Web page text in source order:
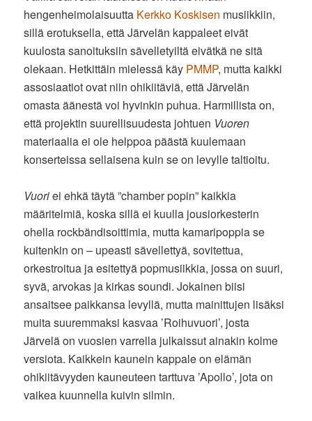
hengenheimolaisuutta Kerkko Koskisen musiikkiin,
sillä erotuksella, että Järvelän kappaleet eivät
kuulosta sanoituksiin sävelletyiltä eivätkä ne sitä
olekaan. Hetkittäin mielessä käy PMMP, mutta kaikki
assosiaatiot ovat niin ohikiitäviä, että Järvelän
omasta äänestä voi hyvinkin puhua. Harmillista on,
että projektin suurellisuudesta johtuen Vuoren
materiaalia ei ole helppoa päästä kuulemaan
konserteissa sellaisena kuin se on levylle taltioitu.
Vuoriei ehkä täytä ”chamber popin” kaikkia
määritelmiä, koska sillä ei kuulla jousiorkesterin
ohella rockbändisoittimia, mutta kamaripoppia se
kuitenkin on – upeasti sävellettyä, sovitettua,
orkestroitua ja esitettyä popmusiikkia, jossa on suuri,
syvä, arvokas ja kirkas soundi. Jokainen biisi
ansaitsee paikkansa levyllä, mutta mainittujen lisäksi
muita suuremmaksi kasvaa ’Roihuvuori’, josta
Järvelä on vuosien varrella julkaissut ainakin kolme
versiota. Kaikkein kaunein kappale on elämän
ohikiitävyyden kauneuteen tarttuva ’Apollo’, jota on
vaikea kuunnella kuivin silmin.